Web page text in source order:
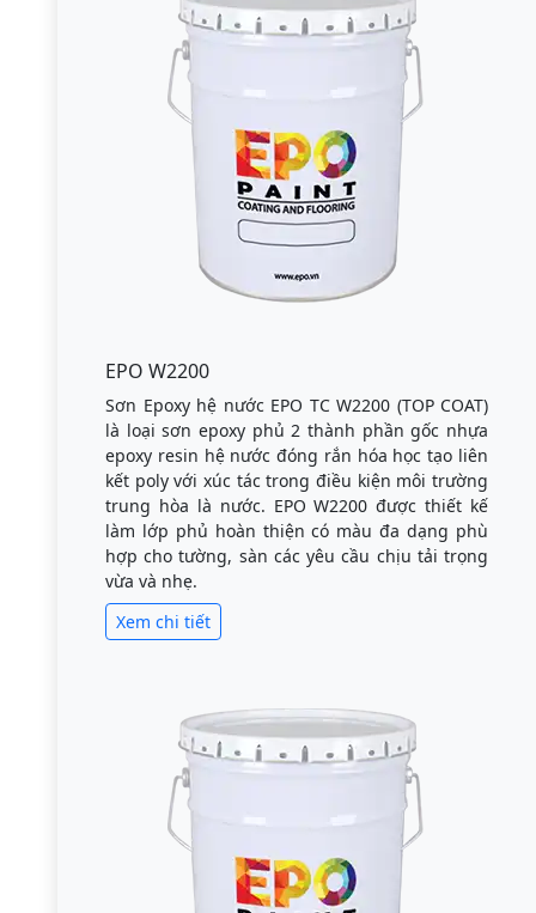
EPO W2200
Sơn Epoxy hệ nước EPO TC W2200 (TOP COAT)
là loại sơn epoxy phủ 2 thành phần gốc nhựa
epoxy resin hệ nước đóng rắn hóa học tạo liên
kết poly với xúc tác trong điều kiện môi trường
trung hòa là nước. EPO W2200 được thiết kế
làm lớp phủ hoàn thiện có màu đa dạng phù
hợp cho tường, sàn các yêu cầu chịu tải trọng
vừa và nhẹ.
Xem chi tiết